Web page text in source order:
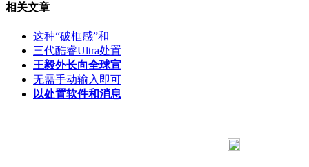
相关文章
这种“破框感”和
三代酷睿Ultra处置
王毅外长向全球宣
无需手动输入即可
以处置软件和消息